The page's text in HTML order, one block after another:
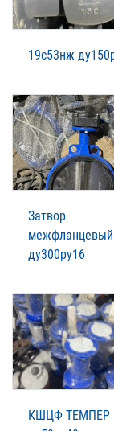
19с53нж
Затвор
межфланцевый
ду300ру16
КШЦФ ТЕМПЕР